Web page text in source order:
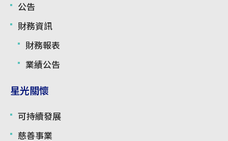
公告
財務資訊
財務報表
業績公告
星光關懷
可持續發展
慈善事業